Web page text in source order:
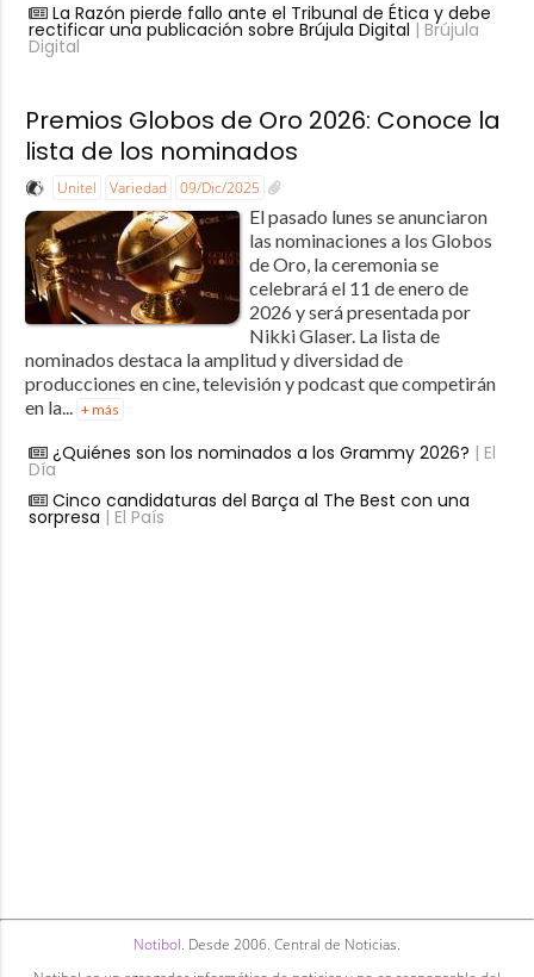
La Razón pierde fallo ante el Tribunal de Ética y debe
rectificar una publicación sobre Brújula Digital | Brújula
Digital
Premios Globos de Oro 2026: Conoce la
lista de los nominados
Unitel Variedad 09/Dic/2025
El pasado lunes se anunciaron
las nominaciones a los Globos
de Oro, la ceremonia se
celebrará el 11 de enero de
2026 y será presentada por
Nikki Glaser. La lista de
nominados destaca la amplitud y diversidad de
producciones en cine, televisión y podcast que competirán
en la... + más
¿Quiénes son los nominados a los Grammy 2026? | El
Día
Cinco candidaturas del Barça al The Best con una
sorpresa | El País
Notibol. Desde 2006. Central de Noticias.